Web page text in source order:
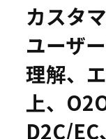
事例
セミナー
お役立ち情
カスタ
ユーザ
理解、
上、
D2C/